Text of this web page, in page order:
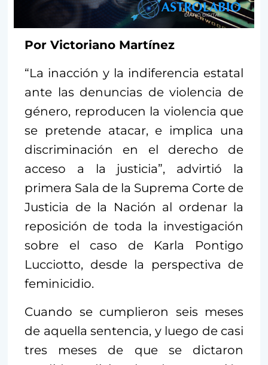
Por Victoriano Martínez
“La inacción y la indiferencia estatal
ante las denuncias de violencia de
género, reproducen la violencia que
se pretende atacar, e implica una
discriminación en el derecho de
acceso a la justicia”, advirtió la
primera Sala de la Suprema Corte de
Justicia de la Nación al ordenar la
reposición de toda la investigación
sobre el caso de Karla Pontigo
Lucciotto, desde la perspectiva de
feminicidio.
Cuando se cumplieron seis meses
de aquella sentencia, y luego de casi
tres meses de que se dictaron